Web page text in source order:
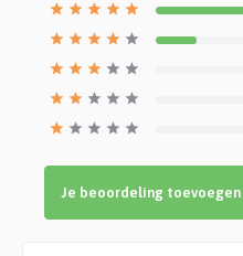
Je beoordeling toevoegen